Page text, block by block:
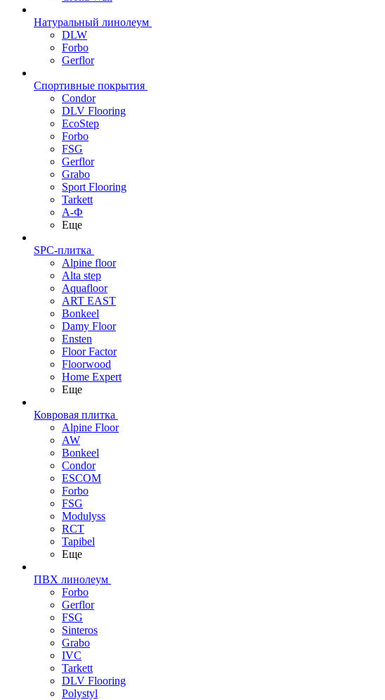
Натуральный линолеум
DLW
Forbo
Gerflor
Спортивные покрытия
Condor
DLV Flooring
EcoStep
Forbo
FSG
Gerflor
Grabo
Sport Flooring
Tarkett
А-Ф
Еще
SPC-плитка
Alpine floor
Alta step
Aquafloor
ART EAST
Bonkeel
Damy Floor
Ensten
Floor Factor
Floorwood
Home Expert
Еще
Ковровая плитка
Alpine Floor
AW
Bonkeel
Condor
ESCOM
Forbo
FSG
Modulyss
RCT
Tapibel
Еще
ПВХ линолеум
Forbo
Gerflor
FSG
Sinteros
Grabo
IVC
Tarkett
DLV Flooring
Polystyl